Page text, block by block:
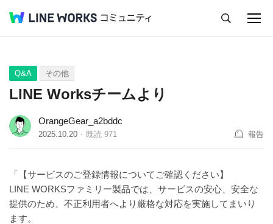
Q&A Tips Ideas
Q&A その他
LINE Worksチームより
OrangeGear_a2bddc
2025.10.20 既読 971 報告
「【サービスのご登録情報についてご確認ください】
LINE WORKSファミリー製品では、サービスの安心、安全な
提供のため、不正利用者へより厳格な対応を実施してまいり
ます。